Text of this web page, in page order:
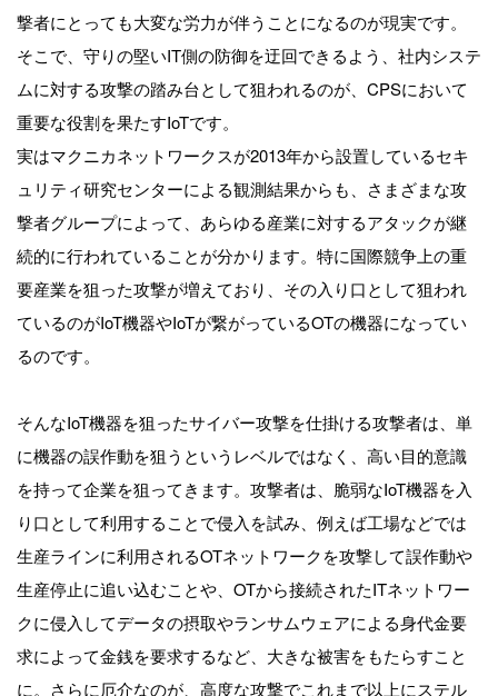
撃者にとっても大変な労力が伴うことになるのが現実です。
そこで、守りの堅いIT側の防御を迂回できるよう、社内システ
ムに対する攻撃の踏み台として狙われるのが、CPSにおいて
重要な役割を果たすIoTです。
実はマクニカネットワークスが2013年から設置しているセキ
ュリティ研究センターによる観測結果からも、さまざまな攻
撃者グループによって、あらゆる産業に対するアタックが継
続的に行われていることが分かります。特に国際競争上の重
要産業を狙った攻撃が増えており、その入り口として狙われ
ているのがIoT機器やIoTが繋がっているOTの機器になってい
るのです。
そんなIoT機器を狙ったサイバー攻撃を仕掛ける攻撃者は、単
に機器の誤作動を狙うというレベルではなく、高い目的意識
を持って企業を狙ってきます。攻撃者は、脆弱なIoT機器を入
り口として利用することで侵入を試み、例えば工場などでは
生産ラインに利用されるOTネットワークを攻撃して誤作動や
生産停止に追い込むことや、OTから接続されたITネットワー
クに侵入してデータの摂取やランサムウェアによる身代金要
求によって金銭を要求するなど、大きな被害をもたらすこと
に。さらに厄介なのが、高度な攻撃でこれまで以上にステル